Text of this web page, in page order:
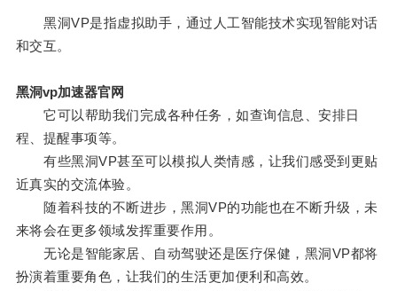
黑洞VP是指虚拟助手，通过人工智能技术实现智能对话
和交互。
黑洞vp加速器官网
它可以帮助我们完成各种任务，如查询信息、安排日
程、提醒事项等。
有些黑洞VP甚至可以模拟人类情感，让我们感受到更贴
近真实的交流体验。
随着科技的不断进步，黑洞VP的功能也在不断升级，未
来将会在更多领域发挥重要作用。
无论是智能家居、自动驾驶还是医疗保健，黑洞VP都将
扮演着重要角色，让我们的生活更加便利和高效。